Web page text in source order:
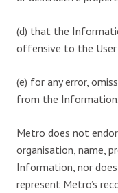
(d) that the
offensive to the User
(e) for any error,
from the Information.
Metro does not
organisation, name,
Information, nor
represent Metro’s